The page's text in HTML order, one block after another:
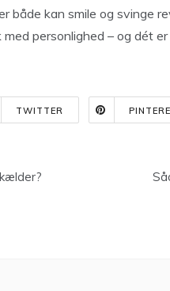
både kan smile og svinge
personlighed – og dét
TWITTER